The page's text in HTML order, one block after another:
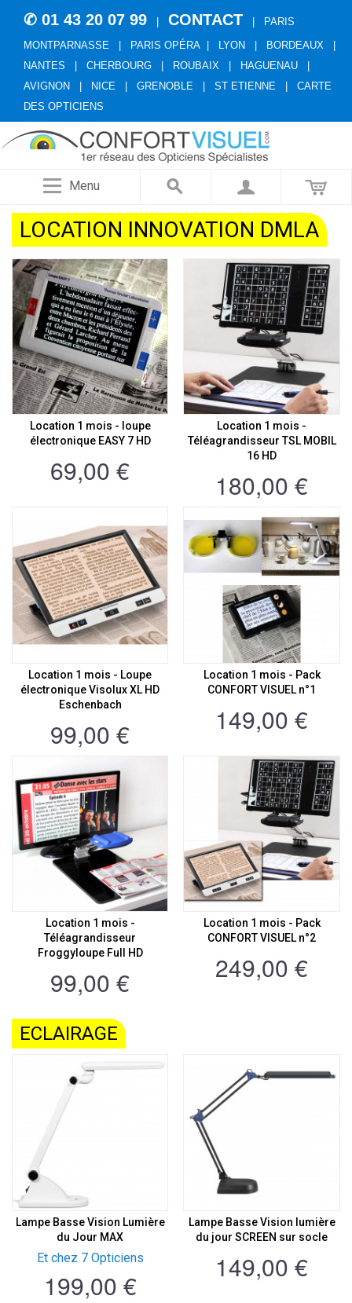
✆ 01 43 20 07 99 CONTACT
PARIS
MONTPARNASSE
PARIS OPÉRA LYON BORDEAUX
NANTES
CHERBOURG ROUBAIX HAGUENAU
AVIGNON
NICE GRENOBLE ST ETIENNE
CARTE
DES OPTICIENS
Menu
LOCATION INNOVATION DMLA
Location 1 mois - loupe
électronique EASY 7 HD
69,00 €
Location 1 mois -
Téléagrandisseur TSL MOBIL
16 HD
180,00 €
Location 1 mois - Loupe
électronique Visolux XL HD
Eschenbach
99,00 €
Location 1 mois - Pack
CONFORT VISUEL n°1
149,00 €
Location 1 mois -
Téléagrandisseur
Froggyloupe Full HD
99,00 €
Location 1 mois - Pack
CONFORT VISUEL n°2
249,00 €
ECLAIRAGE
Lampe Basse Vision Lumière
du Jour MAX
Et chez 7 Opticiens
199,00 €
Lampe Basse Vision lumière
du jour SCREEN sur socle
149,00 €